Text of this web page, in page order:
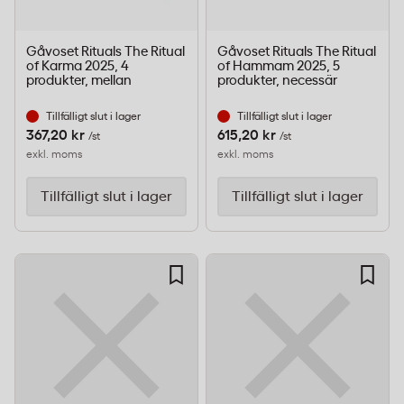
Gåvoset Rituals The Ritual
of Karma 2025, 4
produkter, mellan
Tillfälligt slut i lager
367,20 kr /st
exkl. moms
Tillfälligt slut i lager
Gåvoset Rituals The Ritual
of Hammam 2025, 5
produkter, necessär
Tillfälligt slut i lager
615,20 kr /st
exkl. moms
Tillfälligt slut i lager